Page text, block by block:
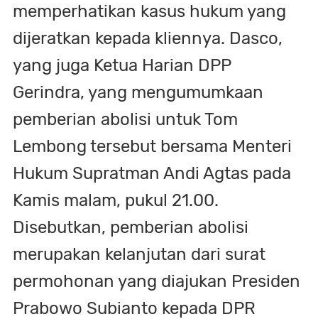
memperhatikan kasus hukum yang
dijeratkan kepada kliennya. Dasco,
yang juga Ketua Harian DPP
Gerindra, yang mengumumkaan
pemberian abolisi untuk Tom
Lembong tersebut bersama Menteri
Hukum Supratman Andi Agtas pada
Kamis malam, pukul 21.00.
Disebutkan, pemberian abolisi
merupakan kelanjutan dari surat
permohonan yang diajukan Presiden
Prabowo Subianto kepada DPR